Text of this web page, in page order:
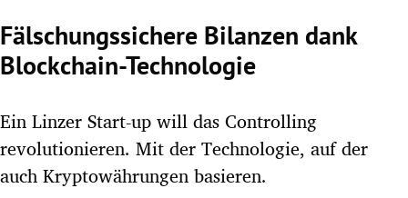
Untermenü
Untermenü
Untermenü
Untermenü
Fälschungssichere Bilanzen dank
Blockchain-Technologie
Ein Linzer Start-up will das Controlling
revolutionieren. Mit der Technologie, auf der
auch Kryptowährungen basieren.